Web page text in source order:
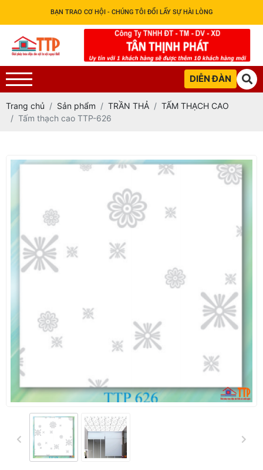
BẠN TRAO CƠ HỘI - CHÚNG TÔI ĐỔI LẤY SỰ HÀI LÒNG
DIỄN ĐÀN
Trang chủ Sản phẩm TRẦN THẢ
TẤM THẠCH CAO
Tấm thạch cao TTP-626